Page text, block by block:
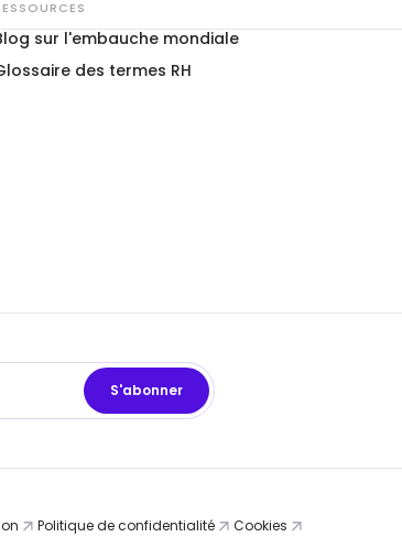
sur l'embauche mondiale
des termes RH
Politique de confidentialité Cookies